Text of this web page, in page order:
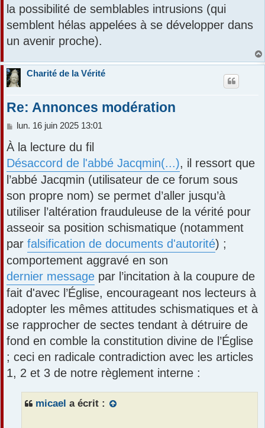
la possibilité de semblables intrusions (qui
semblent hélas appelées à se développer dans
un avenir proche).
Charité de la Vérité
Re: Annonces modération
M
s
s
a
g
lun. 16 juin 2025 13:01
À la lecture du fil
Désaccord de l'abbé Jacqmin(...), il ressort que
l’abbé Jacqmin (utilisateur de ce forum sous
son propre nom) se permet d’aller jusqu’à
utiliser l’altération frauduleuse de la vérité pour
asseoir sa position schismatique (notamment
par falsification de documents d'autorité) ;
comportement aggravé en son
dernier message par l’incitation à la coupure de
fait d'avec l’Église, encourageant nos lecteurs à
adopter les mêmes attitudes schismatiques et à
se rapprocher de sectes tendant à détruire de
fond en comble la constitution divine de l’Église
; ceci en radicale contradiction avec les articles
1, 2 et 3 de notre règlement interne :
micael a écrit :